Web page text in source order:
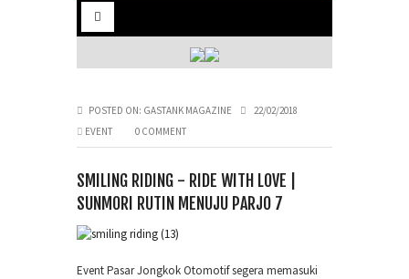
POSTED ON: GASTANK MAGAZINE
22/02/2018
EVENT
0 COMMENT
SMILING RIDING - RIDE WITH LOVE |
SUNMORI RUTIN MENUJU PARJO 7
Event Pasar Jongkok Otomotif segera memasuki